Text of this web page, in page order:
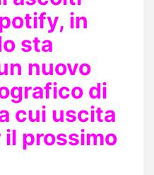
in
sta
nuovo
di
cui uscita
prossimo